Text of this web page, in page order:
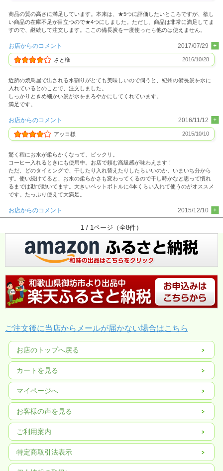
商品の質の高さに満足しています。本来は、★5つに評価したいところですが、欲し
い商品の在庫不足が目立つので★4つにしました。ただし、商品は非常に満足してま
すので、継続して注文します。ここの備長炭を一度使ったら他のは使えません。
お店からのコメント 2017/07/29
さと様 2016/10/28
近所の焼鳥屋で出される水割りがとても美味しいので伺うと、紀州の備長炭を水に
入れているとのことで、注文しました。
しっかりときめ細かい炭が水をまろやかにしてくれています。
満足です。
お店からのコメント 2016/11/12
アッコ様 2015/10/10
驚く程にお水が柔らかくなって、ビックリ。
コーヒー入れるときにも使用中。お店で頼む高級感が味わえます！
ただ、どのタイミングで、干したり入れ替えたりしたらいいのか、いまいち分から
ず。使い続けてると、お水の柔らかさも変わってくるので干し時かなと思って慣れ
るまでは勘で動いてます。大きいペットボトルに4本くらい入れて使うのがオススメ
です。たっぷり使えて大満足。
お店からのコメント 2015/12/10
1 / 1ページ（全8件）
ご注文後に当店からメールが届かない場合はこちら
お店のトップへ戻る
カートを見る
マイページへ
お客様の声を見る
ご利用案内
特定商取引法表示